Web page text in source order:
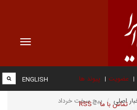
Toggle
عضویت پیوند ها
تماس با ما RSS
ENGLISH
اصلی پیچ سخت خرداد